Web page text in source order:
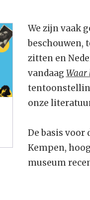
We zijn vaak
beschouwen,
zitten en
vandaag Waar
onze
De basis
Kempen,
museum